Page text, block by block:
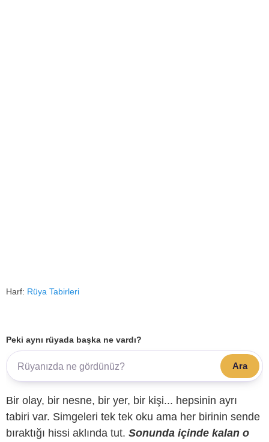
Harf: Rüya Tabirleri
Peki aynı rüyada başka ne vardı?
Ara
Bir olay, bir nesne, bir yer, bir kişi... hepsinin ayrı
tabiri var. Simgeleri tek tek oku ama her birinin sende
bıraktığı hissi aklında tut. Sonunda içinde kalan o